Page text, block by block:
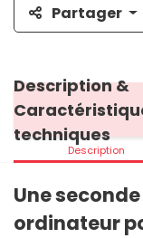
Partager
Description &
techniques
Description
Une
ordinateur